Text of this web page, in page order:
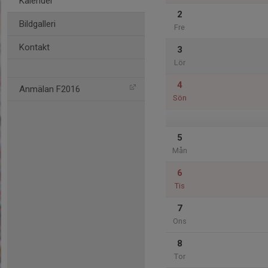
Bildgalleri
Kontakt
Anmälan F2016
2
Fre
3
Lör
4
Sön
5
Mån
6
Tis
7
Ons
8
Tor